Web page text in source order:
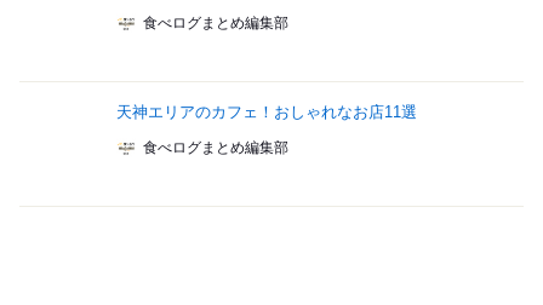
食べログまとめ編集部
天神エリアのカフェ！おしゃれなお店11選
食べログまとめ編集部